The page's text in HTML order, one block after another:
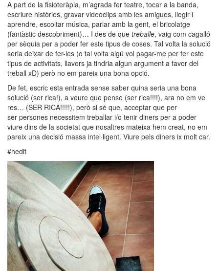
A part de la fisioteràpia, m’agrada fer teatre, tocar a la banda,
escriure històries, gravar videoclips amb les amigues, llegir i
aprendre, escoltar música, parlar amb la gent, el bricolatge
(fantàstic descobriment)… I des de que treballe, vaig com cagalló
per sèquia per a poder fer este tipus de coses. Tal volta la solució
seria deixar de fer-les (o tal volta algú vol pagar-me per fer este
tipus de activitats, llavors ja tindria algun argument a favor del
treball xD) però no em pareix una bona opció.
De fet, escric esta entrada sense saber quina seria una bona
solució (ser rica!), a veure que pense (ser rica!!!!), ara no em ve
res… (SER RICA!!!!!), però si sé que, acceptar que per
ser persones necessitem treballar i/o tenir diners per a poder
viure dins de la societat que nosaltres mateixa hem creat, no em
pareix una decisió massa intel·ligent. Viure pels diners ix molt car.
#hedit